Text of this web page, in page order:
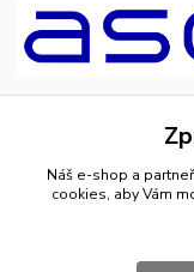
+420 799 500
pracovní dny 8-
Náš e-shop a
cookies, aby Vám